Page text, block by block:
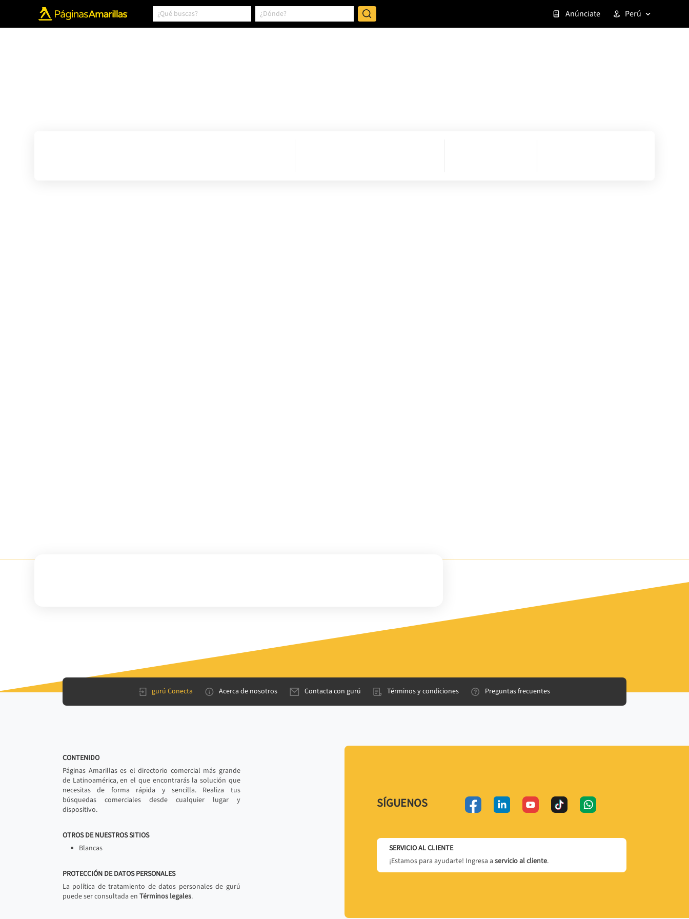
Anúnciate Perú
gurú Conecta Acerca de nosotros Contacta con gurú Términos y condiciones Preguntas frecuentes
CONTENIDO
Páginas Amarillas es el directorio comercial más grande
de Latinoamérica, en el que encontrarás la solución que
necesitas de forma rápida y sencilla. Realiza tus
búsquedas comerciales desde cualquier lugar y
dispositivo.
OTROS DE NUESTROS SITIOS
Blancas
PROTECCIÓN DE DATOS PERSONALES
La política de tratamiento de datos personales de gurú
puede ser consultada en Términos legales.
SÍGUENOS
SERVICIO AL CLIENTE
¡Estamos para ayudarte! Ingresa a servicio al cliente.